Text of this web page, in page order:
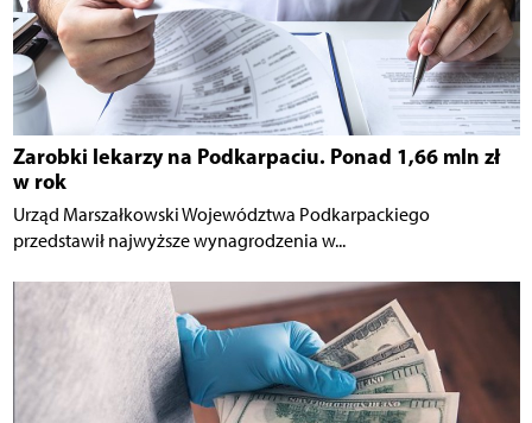
Zarobki lekarzy na Podkarpaciu. Ponad 1,66 mln zł
w rok
Urząd Marszałkowski Województwa Podkarpackiego
przedstawił najwyższe wynagrodzenia w...